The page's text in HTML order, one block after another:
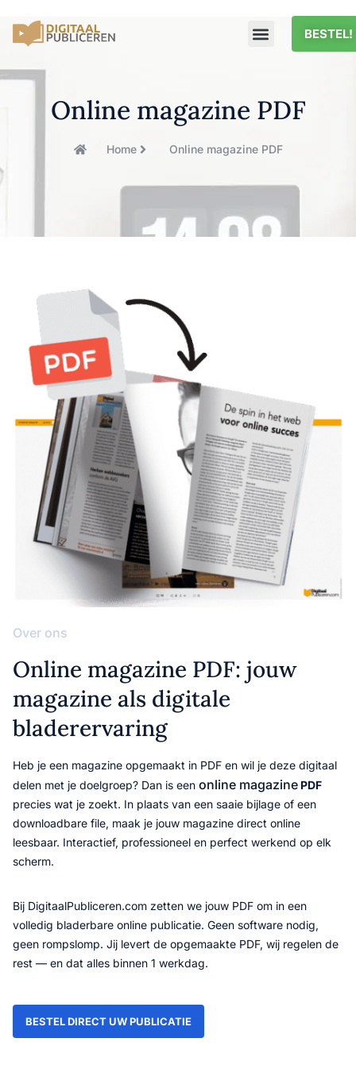
BESTEL!
Online magazine PDF
Home Online magazine PDF
Over ons
Online magazine PDF: jouw
magazine als digitale
bladerervaring
Heb je een magazine opgemaakt in PDF en wil je deze digitaal
delen met je doelgroep? Dan is een online magazine PDF
precies wat je zoekt. In plaats van een saaie bijlage of een
downloadbare file, maak je jouw magazine direct online
leesbaar. Interactief, professioneel en perfect werkend op elk
scherm.
Bij DigitaalPubliceren.com zetten we jouw PDF om in een
volledig bladerbare online publicatie. Geen software nodig,
geen rompslomp. Jij levert de opgemaakte PDF, wij regelen de
rest — en dat alles binnen 1 werkdag.
BESTEL DIRECT UW PUBLICATIE